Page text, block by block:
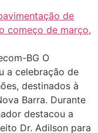
BG O
a celebração de
destinados à
Barra. Durante
destacou a
Dr. Adilson para